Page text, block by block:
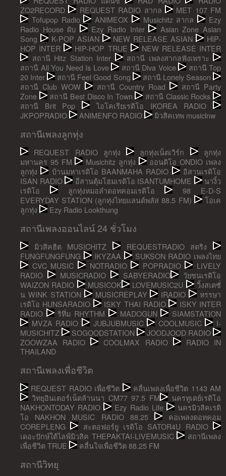
ZO2RECORD
REQUEST RADIO สากล
MET 107 FM
Tofupop Radio
ANIMEOX Musichitz สากล
Ezy
Radio House ผับ
Ezy Radio Inter
Asian Zone Asian
Song
K-POP ASIAN NEW RELEASE ASIAN
HIP-
HOP INTER
HIP-HOP TRUE
NEW RELEASE INTER
สถานี Hitz Station Inter
สถานี เพลงสากลฟังเพราะ
สถานี All You Need Is Love
สถานี Diva Voice
สถานี Top
20 Inter
สถานี Feel Good Song
สถานี Lonely Season
สถานี Club WOW
สถานี Country Road
สถานี Party
Zone
สถานี Best Disco In Town
สถานี Classic Rocks
สถานี Brit Pop
ไอโคเรียเรดิโอ IKOREA RADIO
JKPOPRADIO
ANIMENFO RADIO มิวสิคเทพ musiclnw
สถานีเพลงลูกทุ่ง
REQUEST RADIO ลูกทุ่ง ลูกทุ่งเน็ตเวิร์ก
ลูกทุ่ง
มหานคร 95 FM
Musichitz ลูกทุ่ง
ออนดิโอ ONDIO เพลง
ลูกทุ่ง
บ้านมหาเรดิโอ BAANMAHA RADIO
อิสานเรดิโอ
ISAN RADIO
อีสานตุ้มโฮมเรดิโอ ISANTUMHOME
นางิ้ว
เรดิโอ
ลูกทุ่งหมอลำดอทคอมเรดิโอ
98 E-D-S
EVERYDAY STATION (ลูกทุ่งไทยแลนด์พลัส 88.5 FM)
โอเค
ลูกทุ่ง
Ezy Radio Lookthung
สถานีเพลงออนไลน์ 24 ชั่วโมง
มิวสิคฮิต MUSICHITZ
REQUESTRADIO สตริง
FUNGFUNGFUNG
IKYZAA
SUKSON RADIO เพลงไทย
CVC MUSIC
NOTRADIO POPRADIO
LIVELY
RADIO
MUSICRADIO SABYERADIO
วัยซนเรดิโอ
WAIZON RADIO
MUSICOK LOVEMUSIC2U
วิ้งสเตชั่
น WINK STATION
MUSICREPLAY IRADIO
หรรษา
เรดิโอ HUNSARADIO
ISKY THAI RADIO
ISKY INTER
RADIO
ริทึ่ม RHYTHM MADOGUN
SIAMSTATION
MVZA RADIO
JUBJUBMUSIC COOLMUSIC
I-
MUSICHITZ
SOGOODSTATION
JOODJOOD RADIO
ZOOWZAA RADIO
COOLMAX RADIO
RADIO IN
THAILAND
สถานีเพลงเพื่อชีวิต
REQUEST RADIO เพื่อชีวิต
คลื่นเพลงเพื่อชีวิต 1143 AM
วิทยุอินเตอร์เน็ตล้านนา CM77 97.5 FM
นครทูเดย์เรดิโอ
NAKHONTODAY RADIO
Ezy Radio Life
นครมิวสิคเรดิ
โอ NAKHON MUSIC RADIO 88.25
คอเพลงดอทคอม
COREPLENG
สะตอฟอร์ยู เรดิโอ SATOR4U RADIO
เดอะปักษ์ใต้ไลฟ์มิวสิค THEPAKTAI-LIVEMUSIC
สถานีเพลง
เพื่อชีวิต TRUE
คลื่นใจเพื่อชีวิต 88.25 FM
สถานีวิทยุ